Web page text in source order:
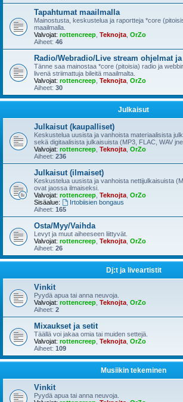
Tapahtumat maailmalla
Mainostusta, keskustelua ja raportteja *core
maailmalla.
Valvojat: rottencreep Teknojta OrZo
Aiheet: 46
Radio/Webradio/Live stream ohjelmat
Tänne saa mainostaa *core (pitoisia) radio ja
livenä striimattuja bileitä maailmalta.
Valvojat: rottencreep Teknojta OrZo
Aiheet: 30
Julkaisut
Julkaisut (kaupalliset)
Keskustelua uusista ja vanhoista materiaalisista
sekä digitaalisista julkaisuista (MP3, FLAC, WAV
Valvojat: rottencreep Teknojta OrZo
Aiheet: 236
Julkaisut (ilmaiset)
Keskustelua uusista ja vanhoista nettijulkaisuista
ovat jaossa ilmaiseksi.
Valvojat: rottencreep Teknojta OrZo
Sisäalue:
Irtobiisien bongaus
Aiheet: 165
Osta/Myy/Vaihda
Levyt ja muut aiheeseen liittyvät.
Valvojat: rottencreep Teknojta OrZo
Aiheet: 26
Dj:t ja liveartistit
Vinkit
Pyydä apua tai anna neuvoja.
Valvojat: rottencreep Teknojta OrZo
Aiheet: 2
Mixaukset ja setit
Täällä voi jakaa omia tai muiden settejä.
Valvojat: rottencreep Teknojta OrZo
Aiheet: 109
Musiikin tekeminen
Vinkit
Pyydä apua tai anna neuvoja.